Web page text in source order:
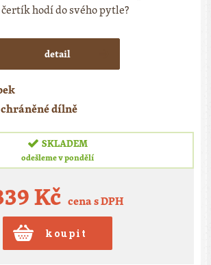
hodí do svého pytle?
detail
dílně
SKLADEM
odešleme v pondělí
Kč cena s DPH